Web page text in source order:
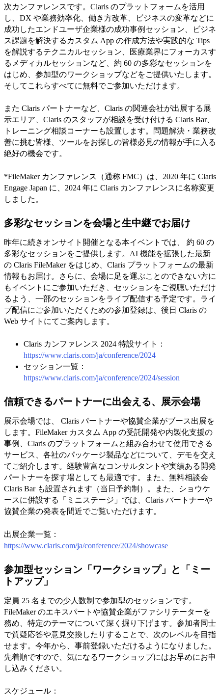
次カンファレンスです。Claris のプラットフォームを活用
し、DX や業務効率化、働き方改革、ビジネスの変革などに
成功したエンドユーザ企業様の成功事例セッション、ビジネ
ス課題を解決するカスタム App の作成方法や実践的な Tips
を解説するテクニカルセッション、医療業界にフォーカスす
るメディカルセッションなど、約 60 の多彩なセッションを
はじめ、参加型のワークショップなどをご提供いたします。
そしてこれらすべてに無料でご参加いただけます。
また Claris パートナーなど、Claris の関連会社が出展する展
示エリア、Claris のスタッフが相談を受け付ける Claris Bar、
トレーニング相談コーナーも設置します。問題解決・業務改
善に挑む皆様、ツールをお探しの皆様必見の情報が手に入る
絶好の機会です。
*FileMaker カンファレンス（通称 FMC）は、2020 年に Claris
Engage Japan に、2024 年に Claris カンファレンスに名称変更
しました。
多彩なセッションを会場と生中継でお届け
昨年に続きオンサイト開催となる本イベントでは、 約 60 の
多彩なセッションをご提供します。AI 機能を拡張した最新
の Claris FileMaker をはじめ、Claris プラットフォームの最新
情報もお届け。さらに、会場に足を運ぶことのできない方に
もイベントにご参加いただき、セッションをご視聴いただけ
るよう、一部のセッションをライブ配信する予定です。ライ
ブ配信にご参加いただくための参加登録は、後日 Claris の
Web サイトにてご案内します。
Claris カンファレンス 2024 特設サイト：
https://www.claris.com/ja/conference/2024
セッション一覧：
https://www.claris.com/ja/conference/2024/session
信頼できるパートナーに出会える、展示会場
展示会場では、 Claris パートナーや協賛企業がブース出展を
します。FileMaker カスタム App の受託開発や内製化支援の
事例、Claris のプラットフォームと組み合わせて使用できる
サービス、各社のパッケージ製品などについて、デモを交え
てご紹介します。経験豊富なコンサルタントや実績ある開発
パートナーを探す場としても最適です。また、無料相談会
Claris Bar も設置されます（当日予約制）。また、ショウケ
ースに併設する「ミニステージ」では、Claris パートナーや
協賛企業の発表を間近でご覧いただけます。
出展企業一覧：
https://www.claris.com/ja/conference/2024/showcase
参加型セッション「ワークショップ」と「ミー
トアップ」
定員 25 名までの少人数制で参加型のセッションです。
FileMaker のエキスパートや協賛企業がファシリテーターを
務め、特定のテーマについて深く掘り下げます。参加者同士
で質疑応答や意見交換したりすることで、次のレベルを目指
せます。今年から、事前登録いただけるようになりました。
先着順ですので、気になるワークショップにはお早めにお申
し込みください。
スケジュール：